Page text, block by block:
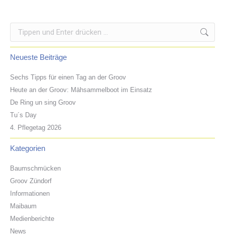
Neueste Beiträge
Sechs Tipps für einen Tag an der Groov
Heute an der Groov: Mähsammelboot im Einsatz
De Ring un sing Groov
Tu´s Day
4. Pflegetag 2026
Kategorien
Baumschmücken
Groov Zündorf
Informationen
Maibaum
Medienberichte
News